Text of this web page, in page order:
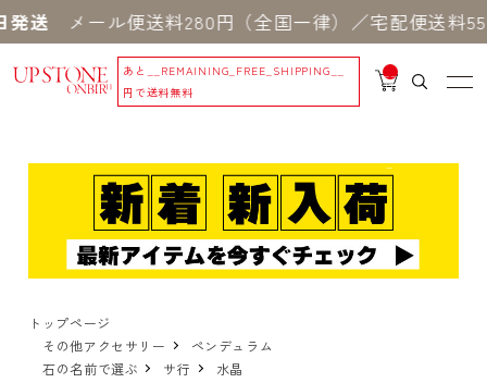
メール便送料280円（全国一律）／宅配便送料550
あと
__REMAINING_FREE_SHIPPING__
円で送料無料
__
IT
_
トップページ
その他アクセサリー
ペンデュラム
石の名前で選ぶ
サ行
水晶